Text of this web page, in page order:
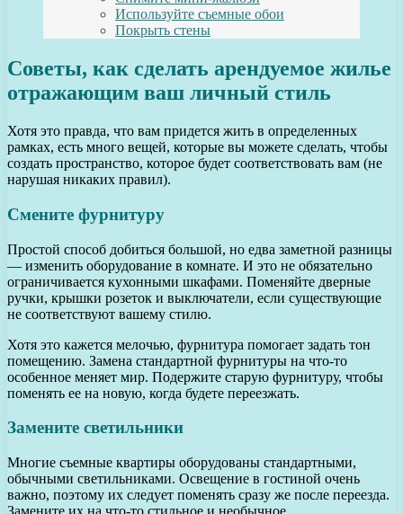
Используйте съемные обои
Покрыть стены
Советы, как сделать арендуемое жилье
отражающим ваш личный стиль
Хотя это правда, что вам придется жить в определенных
рамках, есть много вещей, которые вы можете сделать, чтобы
создать пространство, которое будет соответствовать вам (не
нарушая никаких правил).
Смените фурнитуру
Простой способ добиться большой, но едва заметной разницы
— изменить оборудование в комнате. И это не обязательно
ограничивается кухонными шкафами. Поменяйте дверные
ручки, крышки розеток и выключатели, если существующие
не соответствуют вашему стилю.
Хотя это кажется мелочью, фурнитура помогает задать тон
помещению. Замена стандартной фурнитуры на что-то
особенное меняет мир. Подержите старую фурнитуру, чтобы
поменять ее на новую, когда будете переезжать.
Замените светильники
Многие съемные квартиры оборудованы стандартными,
обычными светильниками. Освещение в гостиной очень
важно, поэтому их следует поменять сразу же после переезда.
Замените их на что-то стильное и необычное,